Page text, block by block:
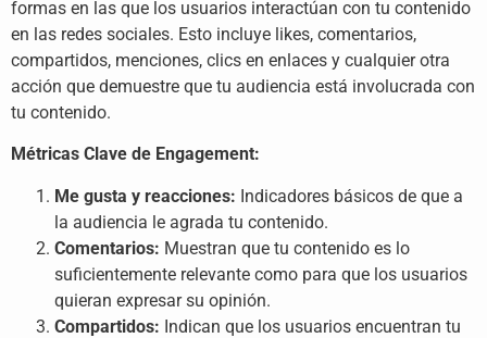
formas en las que los usuarios interactúan con tu contenido
en las redes sociales. Esto incluye likes, comentarios,
compartidos, menciones, clics en enlaces y cualquier otra
acción que demuestre que tu audiencia está involucrada con
tu contenido.
Métricas Clave de Engagement:
Me gusta y reacciones: Indicadores básicos de que a
la audiencia le agrada tu contenido.
Comentarios: Muestran que tu contenido es lo
suficientemente relevante como para que los usuarios
quieran expresar su opinión.
Compartidos: Indican que los usuarios encuentran tu